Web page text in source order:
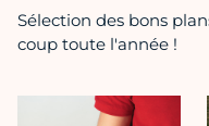
Sélection des bons
coup toute l'année !